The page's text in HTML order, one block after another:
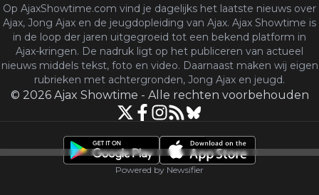
Op AjaxShowtime.com vind je dagelijks het laatste nieuws over
Ajax, Jong Ajax en de jeugdopleiding van Ajax. Ajax Showtime is
in de loop der jaren uitgegroeid tot een bekend platform in
Ajax-kringen. De nadruk ligt op het publiceren van actueel
nieuws middels tekst, foto en video. Daarnaast maken wij eigen
rubrieken met achtergronden, Jong Ajax en jeugd.
© 2026 Ajax Showtime - Alle rechten voorbehouden
Powered by Newsifier